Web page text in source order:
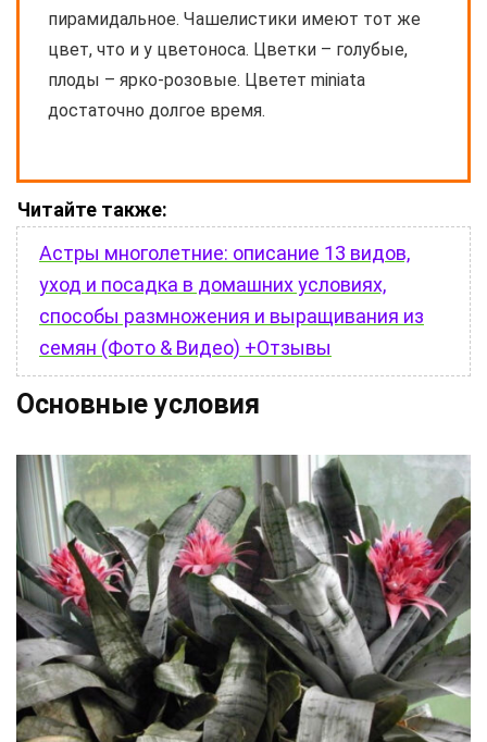
пирамидальное. Чашелистики имеют тот же
цвет, что и у цветоноса. Цветки – голубые,
плоды – ярко-розовые. Цветет miniata
достаточно долгое время.
Читайте также:
Астры многолетние: описание 13 видов,
уход и посадка в домашних условиях,
способы размножения и выращивания из
семян (Фото & Видео) +Отзывы
Основные условия